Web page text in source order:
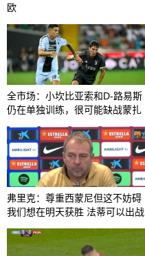
欧
全市场：小坎比亚索和D-路易斯
仍在单独训练，很可能缺战蒙扎
弗里克：尊重西蒙尼但这不妨碍
我们想在明天获胜 法蒂可以出战